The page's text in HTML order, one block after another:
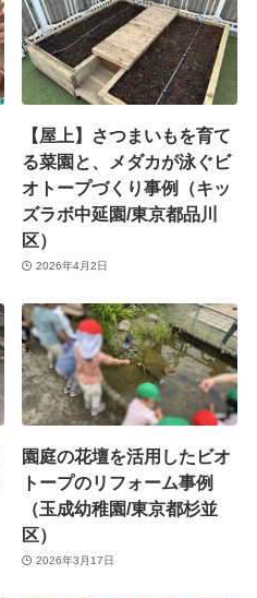
【屋上】さつまいもを育て
る菜園と、メダカが泳ぐビ
オトープづくり事例（キッ
ズラボ中延園/東京都品川
区）
2026年4月2日
園庭の花壇を活用したビオ
トープのリフォーム事例
（玉成幼稚園/東京都杉並
区）
2026年3月17日